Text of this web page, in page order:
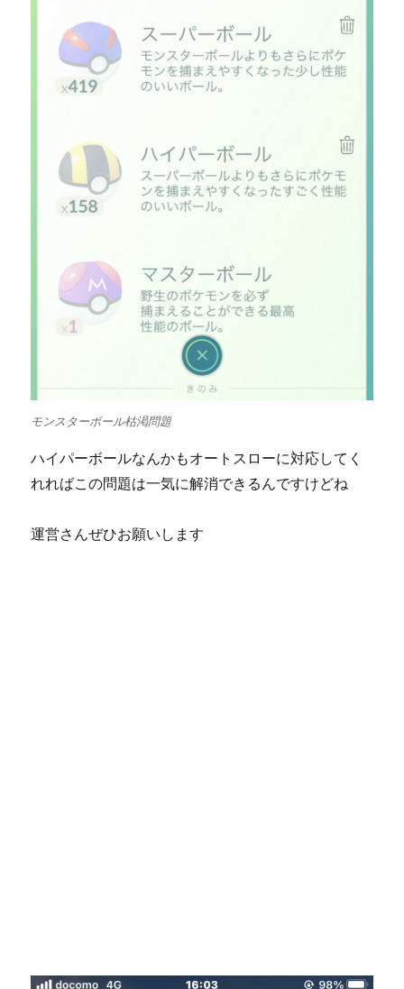
モンスターボール枯渇問題
ハイパーボールなんかもオートスローに対応してく
れればこの問題は一気に解消できるんですけどね
運営さんぜひお願いします